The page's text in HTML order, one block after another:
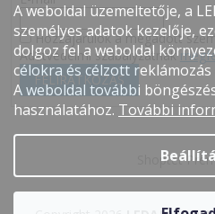
A weboldal üzemeltetője, a
személyes adatok kezelője,
dolgoz fel a weboldal
célokra és célzott reklámozás
A weboldal további
használatához. További
Hozzájárulok a megadott
Adatvédelmi szabályzatnak
FELIRATKOZÁS
Shoptet